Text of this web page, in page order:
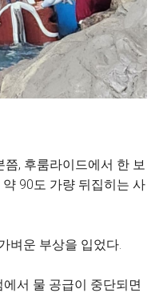
, 후룸라이드에서 한 보
90도 가량 뒤집히는 사
벼운 부상을 입었다.
서 물 공급이 중단되면